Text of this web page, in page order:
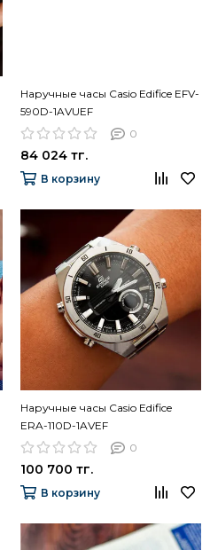
Наручные часы Casio Edifice EFV-
590D-1AVUEF
0
84 024 тг.
В корзину
Наручные часы Casio Edifice
ERA-110D-1AVEF
0
100 700 тг.
В корзину